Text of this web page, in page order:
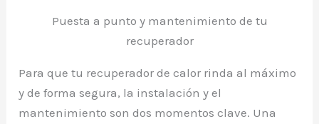
Puesta a punto y mantenimiento de tu
recuperador
Para que tu recuperador de calor rinda al máximo
y de forma segura, la instalación y el
mantenimiento son dos momentos clave. Una